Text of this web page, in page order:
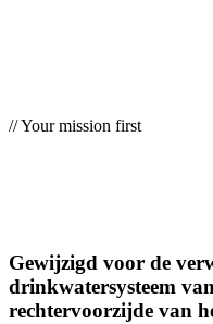
// Your mission first
Gewijzigd voor de
drinkwatersysteem
rechtervoorzijde van